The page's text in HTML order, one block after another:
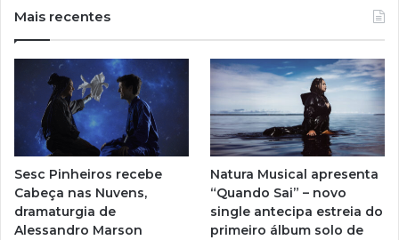
e
g
r
a
m
Mais recentes
Sesc Pinheiros recebe
Cabeça nas Nuvens,
dramaturgia de
Alessandro Marson
Natura Musical apresenta
“Quando Sai” – novo
single antecipa estreia do
primeiro álbum solo de